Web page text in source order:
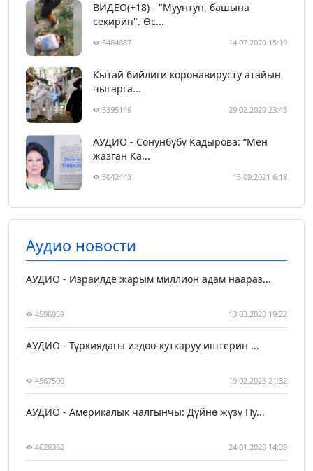
ВИДЕО(+18) - "Муунтуп, башына
секирип". Өс...
5484887 14.07.2020 15:19
Кытай бийлиги коронавирусту атайын
чыгарга...
5395146 29.02.2020 23:43
АУДИО - Сонунбүбү Кадырова: “Мен
жазган Ка...
5042443 15.09.2021 6:18
Аудио новости
АУДИО - Израилде жарым миллион адам наараз...
4596959 13.03.2023 19:22
АУДИО - Түркиядагы издөө-куткаруу иштерин ...
4567500 19.02.2023 21:32
АУДИО - Америкалык чалгынчы: Дүйнө жүзү Пу...
4628362 24.01.2023 14:39